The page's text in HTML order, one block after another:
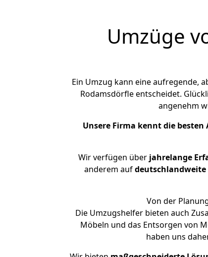
Umzüge
Ein Umzug kann eine aufregende,
Rodamsdörfle entscheidet.
angenehm
Unsere Firma kennt die besten
Wir verfügen überjahrelange
anderem aufdeutschlandweite
Von der
Die Umzugshelfer bieten auch
Möbeln und das Entsorgen von
haben uns